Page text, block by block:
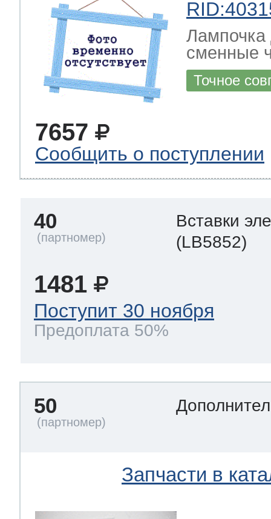
Лампочка
сменные
Точное
7657
Сообщить о поступлении
40
Вставки
(LB5852)
1481
Поступит 30 ноября
Предоплата 50%
50
Запчасти в